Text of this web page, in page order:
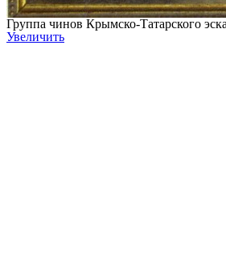
Группа чинов Крымско-Татарского
Увеличить